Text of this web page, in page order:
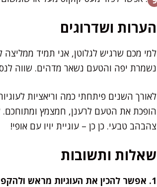
הערות ושדרוגים
למי מכם שרגיש לגלוטן, אני תמיד
נשמרת יפה והטעם נשאר מדהים. שווה
לאורך השנים פיתחתי כמה וריאציות
הופכת את הטעם לרענן, חמצמץ ומתוחכם.
צהבהב טבעי. כן כן – עוגיית יויו עם אופי!
שאלות ותשובות
1. אפשר להכין את העוגיות מראש ולהקפיא?